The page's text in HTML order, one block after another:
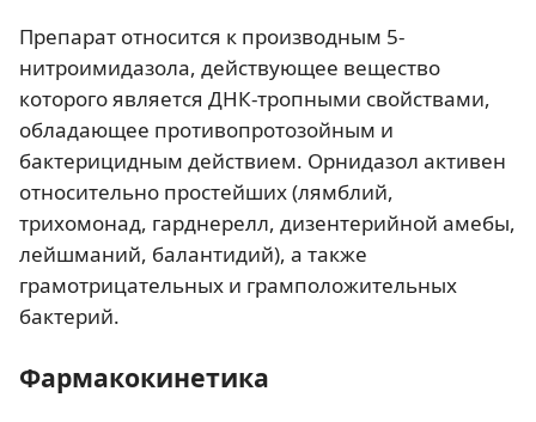
Препарат относится к производным 5-
нитроимидазола, действующее вещество
которого является ДНК-тропными свойствами,
обладающее противопротозойным и
бактерицидным действием. Орнидазол активен
относительно простейших (лямблий,
трихомонад, гарднерелл, дизентерийной амебы,
лейшманий, балантидий), а также
грамотрицательных и грамположительных
бактерий.
Фармакокинетика